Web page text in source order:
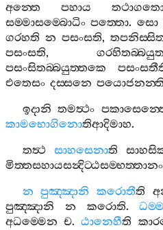
අන‍්තෙ
පහාය
සම‍්මාසම‍්බොධිං පත‍්තො. සො
ගරහති න පසංසති,
පසංසති,
පසංසිතබ‍්බයුත‍්තකෙ
එතෙසං දස‍්සනෙ පයොජනන‍්ති
ඉදානි තමත්‍ථං
කාමභොගිනොතිආදිමාහ.
තත්‍ථ
සාහසෙනාති
මිත‍්තසහායසන්‍දිට‍්ඨසම‍්භත‍්තානං
න
පුඤ‍්ඤානි කරොතීති
පුඤ‍්ඤානි
න කරොති.
අධම‍්මෙන ච.ඨානෙහීති